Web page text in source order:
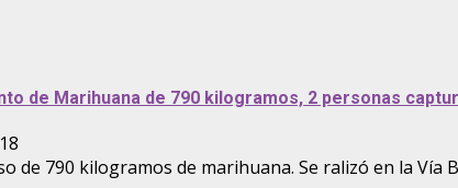
de Marihuana de 790 kilogramos, 2 personas
de 790 kilogramos de marihuana. Se ralizó en la Vía